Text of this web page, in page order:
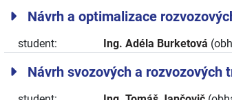
Návrh a optimalizace
student: Ing. Adéla Burketová
Návrh svozových a rozvozových